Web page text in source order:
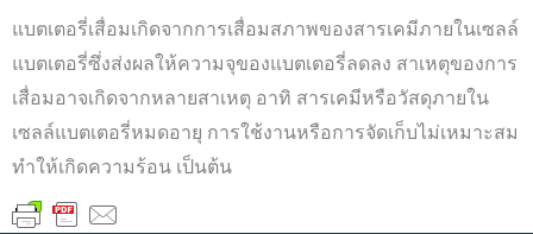
แบตเตอรี่เสื่อมเกิดจากการเสื่อมสภาพของสารเคมีภายในเซลล์
แบตเตอรี่ซึ่งส่งผลให้ความจุของแบตเตอรี่ลดลง สาเหตุของการ
เสื่อมอาจเกิดจากหลายสาเหตุ อาทิ สารเคมีหรือวัสดุภายใน
เซลล์แบตเตอรี่หมดอายุ การใช้งานหรือการจัดเก็บไม่เหมาะสม
ทำให้เกิดความร้อน เป็นต้น